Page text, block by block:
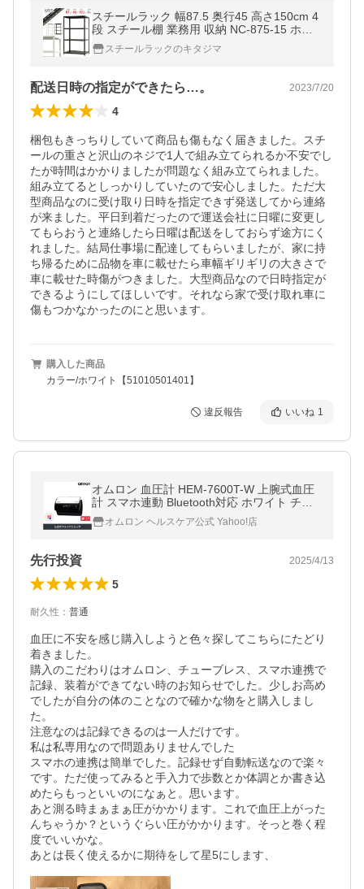
スチールラック 幅87.5 奥行45 高さ150cm 4
段 スチール棚 業務用 収納 NC-875-15 ホワ
イト ブラック 70kg/段
スチールラックのキタジマ
配送日時の指定ができたら…。 2023/7/20
4
梱包もきっちりしていて商品も傷もなく届きました。スチ
ールの重さと沢山のネジで1人で組み立てられるか不安でし
たが時間はかかりましたが問題なく組み立てられました。
組み立てるとしっかりしていたので安心しました。ただ大
型商品なのに受け取り日時を指定できず発送してから連絡
が来ました。平日到着だったので運送会社に日曜に変更し
てもらおうと連絡したら日曜は配送をしておらず途方にく
れました。結局仕事場に配達してもらいましたが、家に持
ち帰るために品物を車に載せたら車幅ギリギリの大きさで
車に載せた時傷がつきました。大型商品なので日時指定が
できるようにしてほしいです。それなら家で受け取れ車に
傷もつかなかったのにと思います。
購入した商品
カラー/ホワイト【51010501401】
違反報告 いいね 1
オムロン 血圧計 HEM-7600T-W 上腕式血圧
計 スマホ連動 Bluetooth対応 ホワイト チュ
ーブレスコンパクトモデル アプリ 血圧測定
器 簡単 家庭用
オムロン ヘルスケア公式 Yahoo!店
先行投資 2025/4/13
5
耐久性 ： 普通
血圧に不安を感じ購入しようと色々探してこちらにたどり
着きました。
購入のこだわりはオムロン、チューブレス、スマホ連携で
記録、装着ができてない時のお知らせでした。少しお高め
でしたが自分の体のことなので確かな物をと購入しまし
た。
注意なのは記録できるのは一人だけです。
私は私専用なので問題ありませんでした
スマホの連携は簡単でした。記録せず自動転送なので楽々
です。ただ使ってみると手入力で歩数とか体調とか書き込
めたらもっといいのになぁと。思います。
あと測る時まぁまぁ圧がかかります。これで血圧上がった
んちゃうか？というぐらい圧がかかります。そっと巻く程
度でいいかな。
あとは長く使えるかに期待をして星5にします、